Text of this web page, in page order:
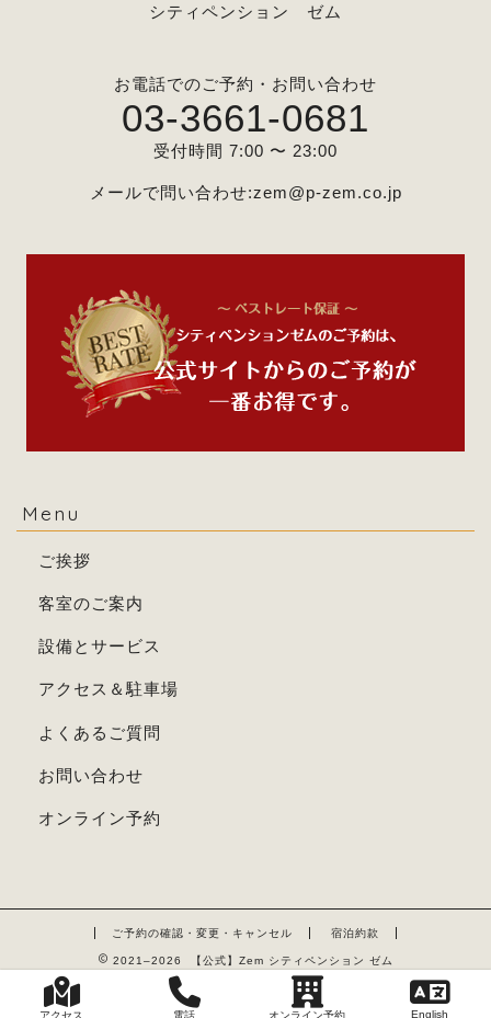
シティペンション ゼム
お電話でのご予約・お問い合わせ
03-3661-0681
受付時間 7:00 〜 23:00
メールで問い合わせ:zem@p-zem.co.jp
Menu
ご挨拶
客室のご案内
設備とサービス
アクセス＆駐車場
よくあるご質問
お問い合わせ
オンライン予約
ご予約の確認・変更・キャンセル 宿泊約款
2021–2026 【公式】Zem シティペンション ゼム
アクセス 電話 オンライン予約 English